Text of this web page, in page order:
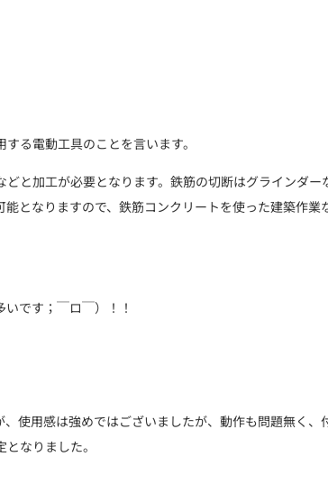
る電動工具のことを言います。
と加工が必要となります。鉄筋の切断はグラインダー
となりますので、鉄筋コンクリートを使った建築作業
です；￣ロ￣）！！
用感は強めではございましたが、動作も問題無く、
なりました。